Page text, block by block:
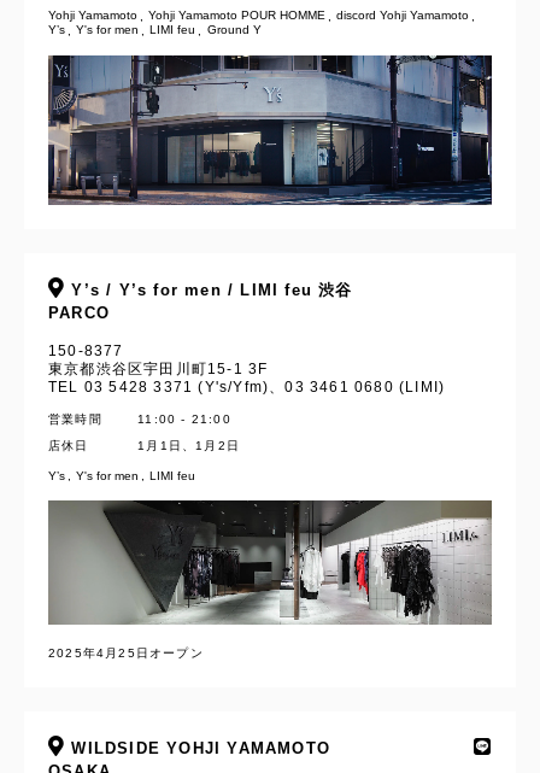
Yohji Yamamoto Yohji Yamamoto POUR HOMME
discord Yohji Yamamoto
Y’s
Y's for men LIMI feu Ground Y
Y’s / Y’s for men / LIMI feu 渋谷
PARCO
150-8377
東京都渋谷区宇田川町15-1 3F
TEL 03 5428 3371 (Y's/Yfm)、03 3461 0680 (LIMI)
営業時間
11:00 - 21:00
店休日
1月1日、1月2日
Y’s Y's for men LIMI feu
2025年4月25日オープン
WILDSIDE YOHJI YAMAMOTO